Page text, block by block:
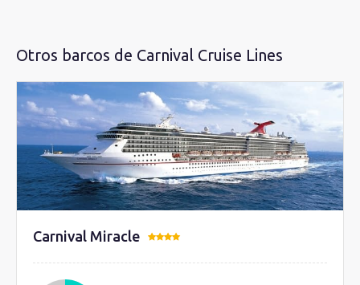
Otros barcos de Carnival Cruise Lines
Carnival Miracle